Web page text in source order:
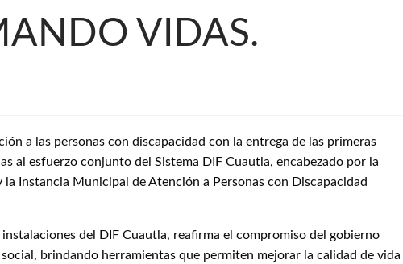
VIDAS.
a las personas con discapacidad con la entrega de las primeras
al esfuerzo conjunto del Sistema DIF Cuautla, encabezado por la
Instancia Municipal de Atención a Personas con Discapacidad
del DIF Cuautla, reafirma el compromiso del gobierno
brindando herramientas que permiten mejorar la calidad de vida